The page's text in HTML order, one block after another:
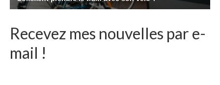
Recevez mes nouvelles par e-
mail !